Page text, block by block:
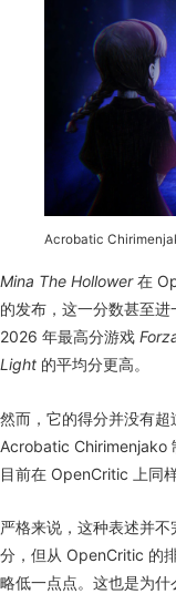
Acrobatic
Mina The Hollower在
的发布，这一分数甚至
2026 年最高分游戏
Light 的平均分更高。
然而，它的得分并没有超
Acrobatic Chirimenjako
目前在 OpenCritic 上同
严格来说，这种表述并不
分，但从 OpenCritic 的
略低一点点。这也是为